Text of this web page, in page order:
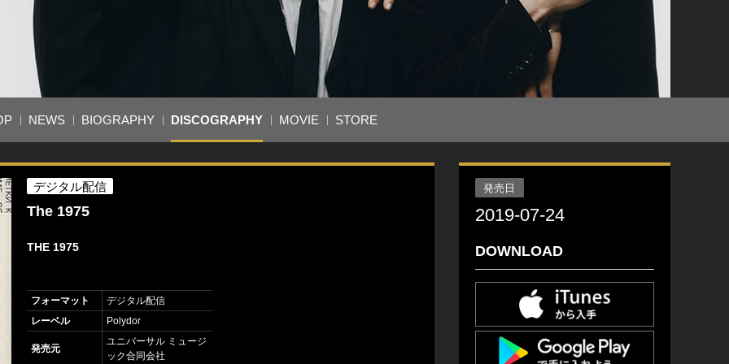
NEWS BIOGRAPHY DISCOGRAPHY MOVIE STORE
デジタル配信
The 1975
THE 1975
フォーマット
デジタル配信
レーベル
Polydor
発売元
ユニバーサル ミュージ
ック合同会社
発売日
2019-07-24
DOWNLOAD